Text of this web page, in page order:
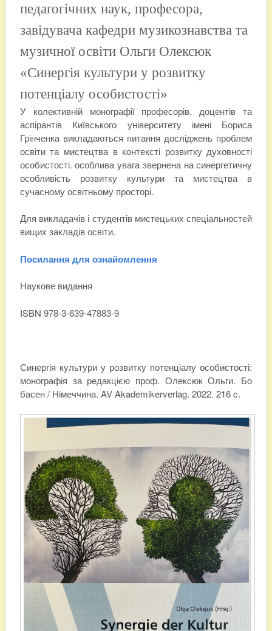
педагогічних наук, професора,
завідувача кафедри музикознавства та
музичної освіти Ольги Олексюк
«Синергія культури у розвитку
потенціалу особистості»
У колективній монографії професорів, доцентів та
аспірантів Київського університету імені Бориса
Грінченка викладаються питання досліджень проблем
освіти та мистецтва в контексті розвитку духовності
особистості. особлива увага звернена на синергетичну
особливість розвитку культури та мистецтва в
сучасному освітньому просторі.
Для викладачів і студентів мистецьких спеціальностей
вищих закладів освіти.
Посилання для ознайомлення
Наукове видання
ISBN 978-3-639-47883-9
Синергія культури у розвитку потенціалу особистості:
монографія за редакцією проф. Олексюк Ольги. Бо
басен / Німеччина. AV Akademikerverlag. 2022. 216 c.